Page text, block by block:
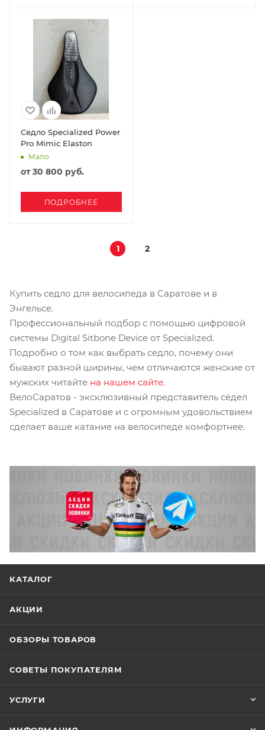
Седло Specialized Power
Pro Mimic Elaston
Мало
от30 800 руб.
ПОДРОБНЕЕ
1 2
Купить седло для велосипеда в Саратове и в
Энгельсе.
Профессиональный подбор с помощью цифровой
системы Digital Sitbone Device от Specialized.
Подробно о том как выбрать седло, почему они
бывают разной ширины, чем отличаются женские от
мужских читайте на нашем сайте.
ВелоСаратов - эксклюзивный представитель сёдел
Specialized в Саратове и с огромным удовольствием
сделает ваше катание на велосипеде комфортнее.
КАТАЛОГ
АКЦИИ
ОБЗОРЫ ТОВАРОВ
СОВЕТЫ ПОКУПАТЕЛЯМ
УСЛУГИ